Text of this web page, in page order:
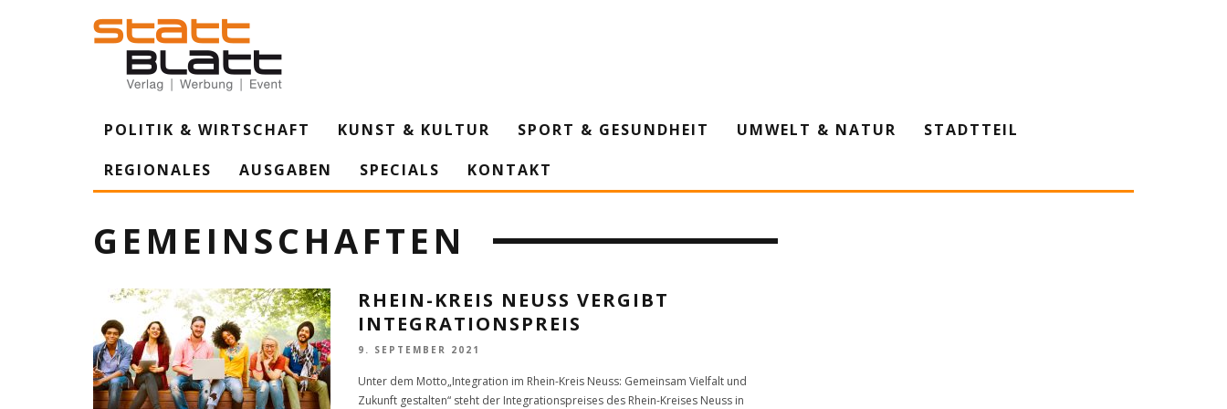
POLITIK & WIRTSCHAFT KUNST & KULTUR SPORT & GESUNDHEIT UMWELT & NATUR
STADTTEIL
REGIONALES
AUSGABEN SPECIALS KONTAKT
GEMEINSCHAFTEN
RHEIN-KREIS NEUSS VERGIBT
INTEGRATIONSPREIS
9. SEPTEMBER 2021
Unter dem Motto„Integration im Rhein-Kreis Neuss: Gemeinsam Vielfalt und
Zukunft gestalten“ steht der Integrationspreises des Rhein-Kreises Neuss in